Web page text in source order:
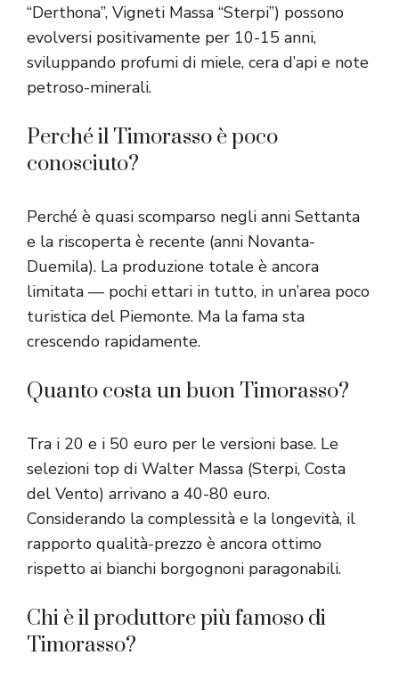
“Derthona”, Vigneti Massa “Sterpi”) possono
evolversi positivamente per 10-15 anni,
sviluppando profumi di miele, cera d’api e note
petroso-minerali.
Perché il Timorasso è poco
conosciuto?
Perché è quasi scomparso negli anni Settanta
e la riscoperta è recente (anni Novanta-
Duemila). La produzione totale è ancora
limitata — pochi ettari in tutto, in un’area poco
turistica del Piemonte. Ma la fama sta
crescendo rapidamente.
Quanto costa un buon Timorasso?
Tra i 20 e i 50 euro per le versioni base. Le
selezioni top di Walter Massa (Sterpi, Costa
del Vento) arrivano a 40-80 euro.
Considerando la complessità e la longevità, il
rapporto qualità-prezzo è ancora ottimo
rispetto ai bianchi borgognoni paragonabili.
Chi è il produttore più famoso di
Timorasso?